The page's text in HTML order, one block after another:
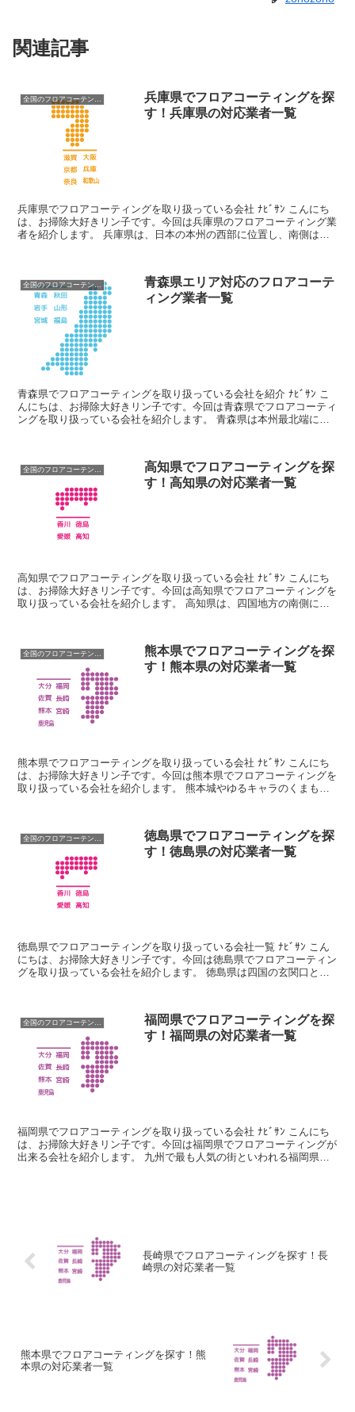
関連記事
全国のフロアコーテング業者
兵庫県でフロアコーティングを探
す！兵庫県の対応業者一覧
兵庫県でフロアコーティングを取り扱っている会社 ﾅﾋﾞｻﾝ こんにち
は、お掃除大好きリン子です。今回は兵庫県のフロアコーティング業
者を紹介します。 兵庫県は、日本の本州の西部に位置し、南側は瀬
青森県エリア対応のフロアコーテ
ィング業者一覧
青森県でフロアコーティングを取り扱っている会社を紹介 ﾅﾋﾞｻﾝ こ
んにちは、お掃除大好きリン子です。今回は青森県でフロアコーティ
ングを取り扱っている会社を紹介します。 青森県は本州最北端に位
高知県でフロアコーティングを探
す！高知県の対応業者一覧
高知県でフロアコーティングを取り扱っている会社 ﾅﾋﾞｻﾝ こんにち
は、お掃除大好きリン子です。今回は高知県でフロアコーティングを
取り扱っている会社を紹介します。 高知県は、四国地方の南側に位
熊本県でフロアコーティングを探
す！熊本県の対応業者一覧
熊本県でフロアコーティングを取り扱っている会社 ﾅﾋﾞｻﾝ こんにち
は、お掃除大好きリン子です。今回は熊本県でフロアコーティングを
取り扱っている会社を紹介します。 熊本城やゆるキャラのくまもん
徳島県でフロアコーティングを探
す！徳島県の対応業者一覧
徳島県でフロアコーティングを取り扱っている会社一覧 ﾅﾋﾞｻﾝ こん
にちは、お掃除大好きリン子です。今回は徳島県でフロアコーティン
グを取り扱っている会社を紹介します。 徳島県は四国の玄関口と言
福岡県でフロアコーティングを探
す！福岡県の対応業者一覧
福岡県でフロアコーティングを取り扱っている会社 ﾅﾋﾞｻﾝ こんにち
は、お掃除大好きリン子です。今回は福岡県でフロアコーティングが
出来る会社を紹介します。 九州で最も人気の街といわれる福岡県は
長崎県でフロアコーティングを探す！長
崎県の対応業者一覧
熊本県でフロアコーティングを探す！熊
本県の対応業者一覧